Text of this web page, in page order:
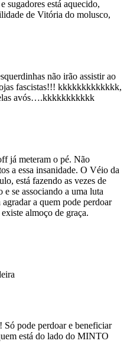
sugadores está aquecido,
de Vitória do molusco,
não irão assistir ao
fascistas!!! kkkkkkkkkkkkk,
avós….kkkkkkkkkkk
já meteram o pé. Não
a essa insanidade. O Véio da
está fazendo as vezes de
e se associando a uma luta
a quem pode perdoar
almoço de graça.
pode perdoar e beneficiar
está do lado do MINTO